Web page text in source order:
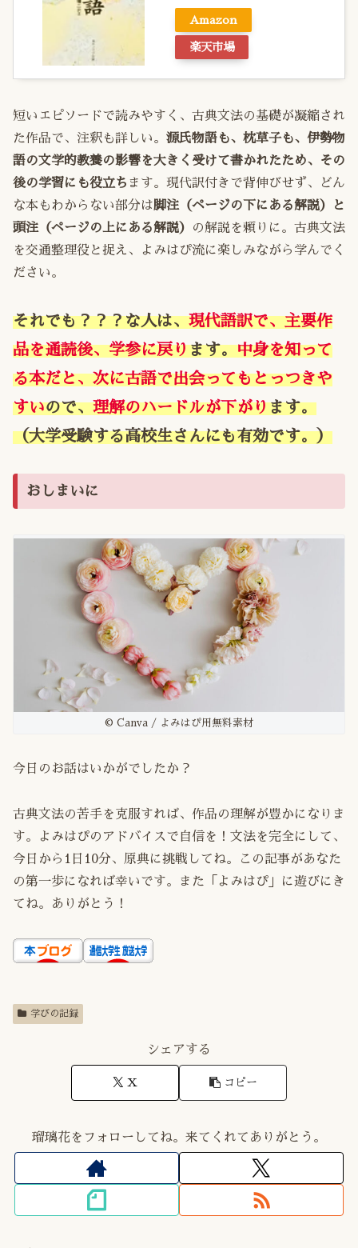
Amazon
楽天市場
短いエピソードで読みやすく、古典文法の基礎が凝縮され
た作品で、注釈も詳しい。 源氏物語も、枕草子も、伊勢物
語の文学的教養の影響を大きく受けて書かれたため、その
後の学習にも役立ち ます。現代訳付きで背伸びせず、どん
な本もわからない部分は脚注（ページの下にある解説）と
頭注（ページの上にある解説）
の解説を頼りに。古典文法
を交通整理役と捉え、よみはぴ流に楽しみながら学んでく
ださい。
それでも？？？な人は、現代語訳で、主要作
品を通読後、学参に戻ります。中身を知って
る本だと、次に古語で出会ってもとっつきや
すいので、理解のハードルが下がります。
（大学受験する高校生さんにも有効です。）
おしまいに
© Canva / よみはぴ用無料素材
今日のお話はいかがでしたか？
古典文法の苦手を克服すれば、作品の理解が豊かになりま
す。よみはぴのアドバイスで自信を！文法を完全にして、
今日から1日10分、原典に挑戦してね。この記事があなた
の第一歩になれば幸いです。また「よみはぴ」に遊びにき
てね。ありがとう！
学びの記録
シェアする
X コピー
瑠璃花をフォローしてね。来てくれてありがとう。